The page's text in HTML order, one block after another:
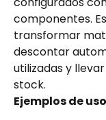
componentes.
transformar
descontar
utilizadas y
stock.
Ejemplos de